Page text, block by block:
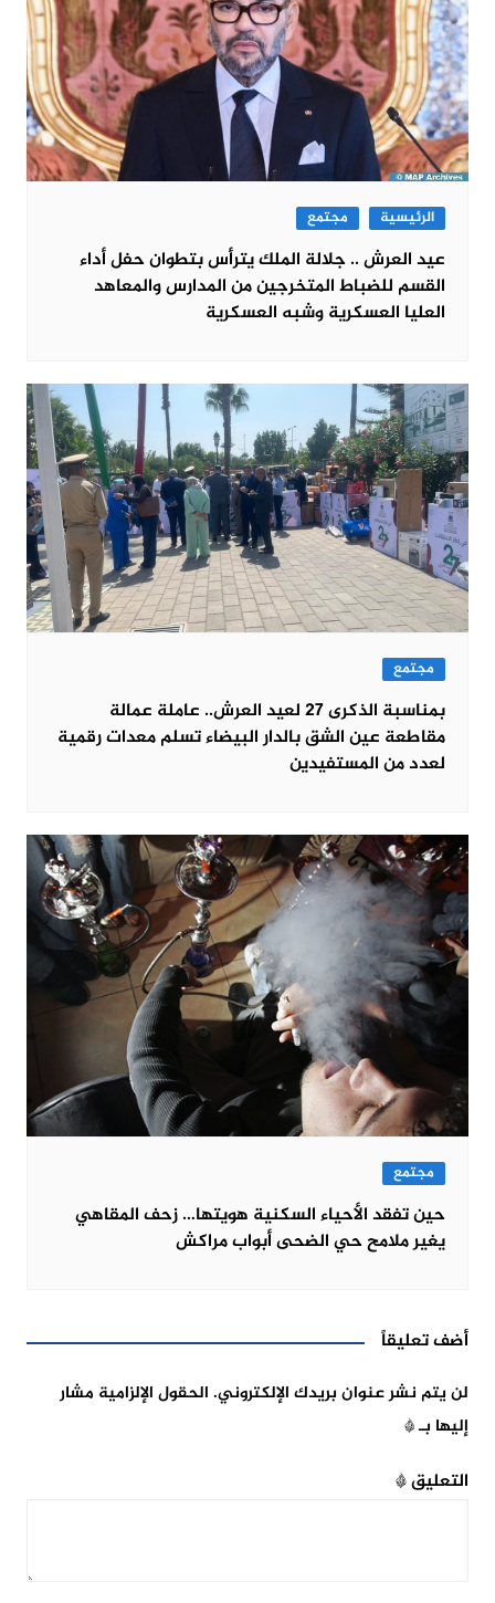
الرئيسية مجتمع
عيد العرش .. جلالة الملك يترأس بتطوان حفل أداء
القسم للضباط المتخرجين من المدارس والمعاهد
العليا العسكرية وشبه العسكرية
مجتمع
بمناسبة الذكرى 27 لعيد العرش.. عاملة عمالة
مقاطعة عين الشق بالدار البيضاء تسلم معدات رقمية
لعدد من المستفيدين
مجتمع
حين تفقد الأحياء السكنية هويتها… زحف المقاهي
يغير ملامح حي الضحى أبواب مراكش
أضف تعليقاً
لن يتم نشر عنوان بريدك الإلكتروني. الحقول الإلزامية مشار
إليها بـ*
التعليق*